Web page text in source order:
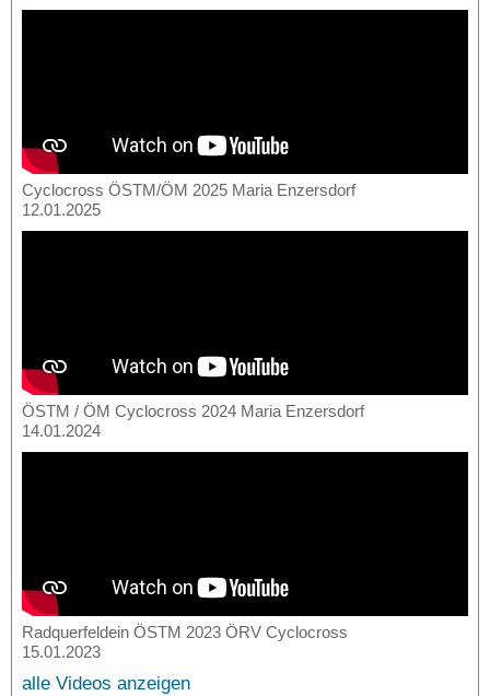
Cyclocross ÖSTM/ÖM 2025 Maria Enzersdorf
12.01.2025
ÖSTM / ÖM Cyclocross 2024 Maria Enzersdorf
14.01.2024
Radquerfeldein ÖSTM 2023 ÖRV Cyclocross
15.01.2023
alle Videos anzeigen